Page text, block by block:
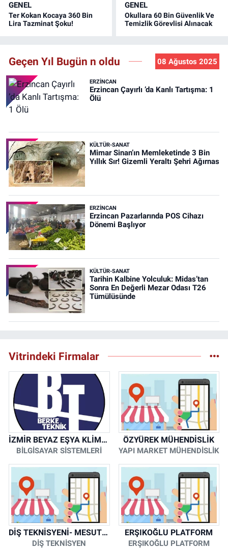
GENEL
Ter Kokan Kocaya 360 Bin
Lira Tazminat Şoku!
GENEL
Okullara 60 Bin Güvenlik Ve
Temizlik Görevlisi Alınacak
Geçen Yıl Bugün n oldu 08 Ağustos 2025
ERZINCAN
Erzincan Çayırlı ’da Kanlı Tartışma: 1
Ölü
KÜLTÜR-SANAT
Mimar Sinan’ın Memleketinde 3 Bin
Yıllık Sır! Gizemli Yeraltı Şehri Ağırnas
ERZINCAN
Erzincan Pazarlarında POS Cihazı
Dönemi Başlıyor
KÜLTÜR-SANAT
Tarihin Kalbine Yolculuk: Midas’tan
Sonra En Değerli Mezar Odası T26
Tümülüsünde
Vitrindeki Firmalar
İZMİR BEYAZ EŞYA KLİMA KOMBİ SERVİSİ
BİLGİSAYAR SİSTEMLERİ
ÖZYÜREK MÜHENDİSLİK
YAPI MARKET MÜHENDİSLİK
DİŞ TEKNİSYENİ- MESUT KORKMAZ
DİŞ TEKNİSYEN
ERŞIKOĞLU PLATFORM
ERŞIKOĞLU PLATFORM